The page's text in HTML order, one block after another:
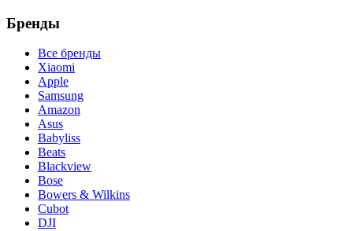
Бренды
Все бренды
Xiaomi
Apple
Samsung
Amazon
Asus
Babyliss
Beats
Blackview
Bose
Bowers & Wilkins
Cubot
DJI